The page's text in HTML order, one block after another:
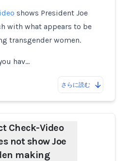
shows President Joe
with what appears to be
transgender women.
hav…
さらに読む
Check-Video
not show Joe
making